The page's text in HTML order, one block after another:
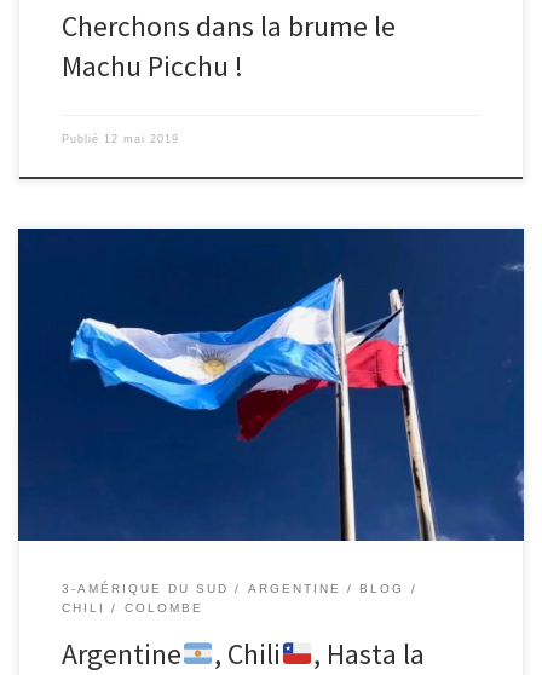
Cherchons dans la brume le
Machu Picchu !
Publié 12 mai 2019
10/04/2019 – Colombe. Nous avons passé deux mois avec vous
Argentine
, Chili
, à faire du ping-pong en remontant de la
Patagonie jusqu’au désert
d’Atacama et la région de Salta en
passant par Mendoza, Talampaya, Valparaiso, Santiago et Buenos
Aires. J’ai adoré toutes ces belles variétés entre les glaciers, les
3-AMÉRIQUE DU SUD ARGENTINE
BLOG
CHILI
COLOMBE
Argentine , Chili
, Hasta la